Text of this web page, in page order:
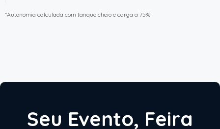
*Autonomia calculada com tanque cheio e carga a 75%
Seu Evento, Feira